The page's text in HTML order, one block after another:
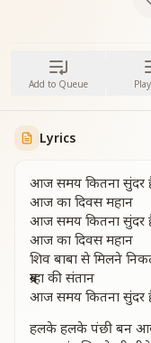
Add to Queue
Lyrics
आज समय कितना सुंदर
आज का दिवस महान
आज समय कितना सुंदर
आज का दिवस महान
शिव बाबा से मिलने
ब्रम्हा की संतान
आज समय कितना सुंदर
हलके हलके पंछी बन